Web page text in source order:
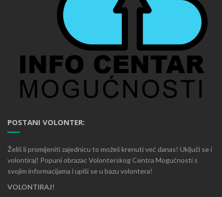
POSTANI VOLONTER:
Želiš li promijeniti zajednicu to možeš krenuti već danas! Uključi se i
volontiraj! Popuni obrazac Volonterskog Centra Mogućnosti s
svojim informacijama i upiši se u bazu volontera!
VOLONTIRAJ!